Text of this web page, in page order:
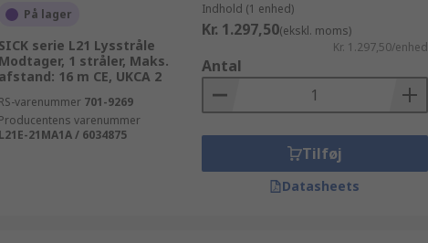
På lager
SICK serie L21 Lysstråle
Modtager, 1 stråler, Maks.
afstand: 16 m CE, UKCA 2
RS-varenummer 701-9269
Producentens varenummer
L21E-21MA1A / 6034875
Indhold (1 enhed)
Kr. 1.297,50(ekskl. moms)
Kr. 1.297,50/enhed
Antal
Tilføj
Datasheets